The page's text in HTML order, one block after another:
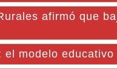
afirmó que
modelo